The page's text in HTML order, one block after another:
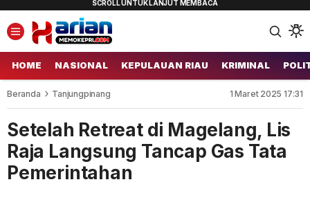
HOME NASIONAL KEPULAUAN RIAU KRIMINAL
Beranda Tanjungpinang 1 Maret 2025 17:31
Setelah Retreat di Magelang, Lis
Raja Langsung Tancap Gas Tata
Pemerintahan